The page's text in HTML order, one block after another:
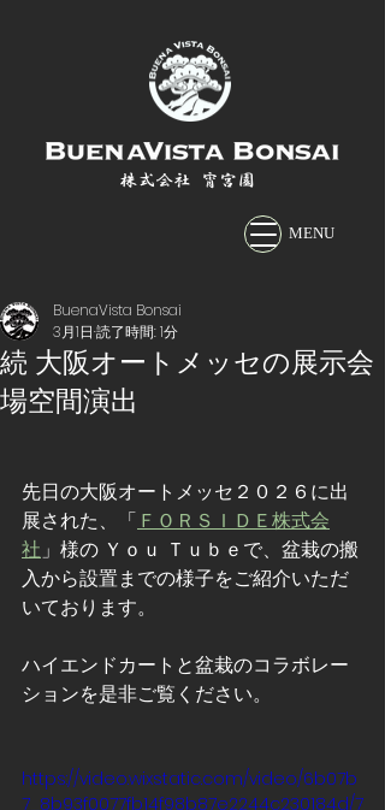
株式会社 宵宮園
MENU
続 大阪オートメッセの展示会
場空間演出
BuenaVista Bonsai
3月1日 読了時間: 1分
先日の大阪オートメッセ２０２６に出
展された、
「 ＦＯＲＳＩＤＥ株式会
社 」様の Ｙｏｕ Ｔｕｂｅで、盆栽の搬
入から設置までの様子をご紹介いただ
いております。
ハイエンドカートと盆栽のコラボレー
ションを是非ご覧ください。
https://video.wixstatic.com/video/6b07b
7_8b93f0077fb14f98b87e2244c230184d/7